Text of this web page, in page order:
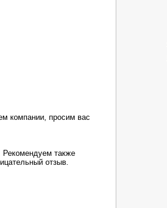
компании, просим вас
также
отзыв.